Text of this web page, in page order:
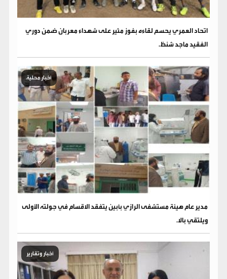
اتحاد العمري يحسم لقاءه بفوز مثير على شهداء معربان ضمن دوري
الفقيد ماجد شنظ.
أخبار محلية
مدير عام هيئة مستشفى الرازي بأبين يتفقد الاقسام في جولته الأولى
ويلتقي بالا.
أخبار وتقارير